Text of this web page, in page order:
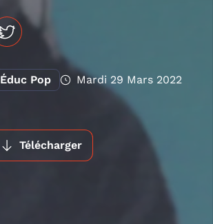
Éduc Pop Mardi 29 Mars 2022
Télécharger